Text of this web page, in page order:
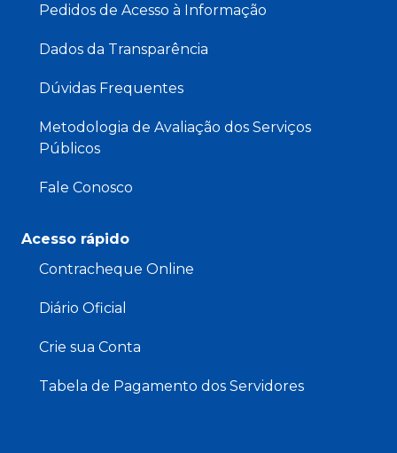
Pedidos de Acesso à Informação
Dados da Transparência
Dúvidas Frequentes
Metodologia de Avaliação dos Serviços
Públicos
Fale Conosco
Acesso rápido
Contracheque Online
Diário Oficial
Crie sua Conta
Tabela de Pagamento dos Servidores